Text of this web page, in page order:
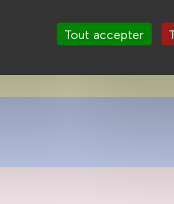
Tout accepter